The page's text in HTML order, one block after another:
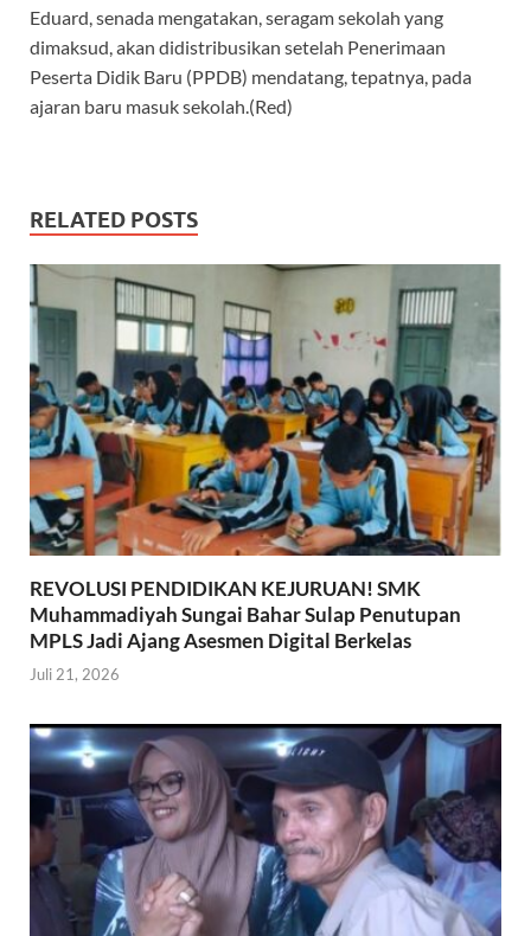
Eduard, senada mengatakan, seragam sekolah yang
dimaksud, akan didistribusikan setelah Penerimaan
Peserta Didik Baru (PPDB) mendatang, tepatnya, pada
ajaran baru masuk sekolah.(Red)
RELATED POSTS
REVOLUSI PENDIDIKAN KEJURUAN! SMK
Muhammadiyah Sungai Bahar Sulap Penutupan
MPLS Jadi Ajang Asesmen Digital Berkelas
Juli 21, 2026